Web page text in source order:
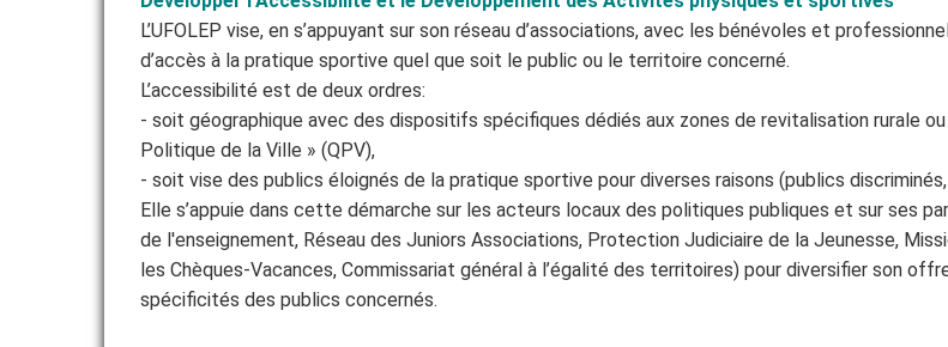
PROJETS
FORMATIONS
VIE ASSOCIATIVE
ADHÉRER
L’UFOLEP vise, en s’appuyant sur son réseau d’associations, avec les bénévoles et
d’accès à la pratique sportive quel que soit le public ou le territoire concerné.
L’accessibilité est de deux ordres:
- soit géographique avec des dispositifs spécifiques dédiés aux zones de revitalisation rurale
Politique de la Ville » (QPV),
- soit vise des publics éloignés de la pratique sportive pour diverses raisons (publics
Elle s’appuie dans cette démarche sur les acteurs locaux des politiques publiques et sur ses
de l'enseignement, Réseau des Juniors Associations, Protection Judiciaire de la Jeunesse,
les Chèques-Vacances, Commissariat général à l’égalité des territoires) pour diversifier son
spécificités des publics concernés.